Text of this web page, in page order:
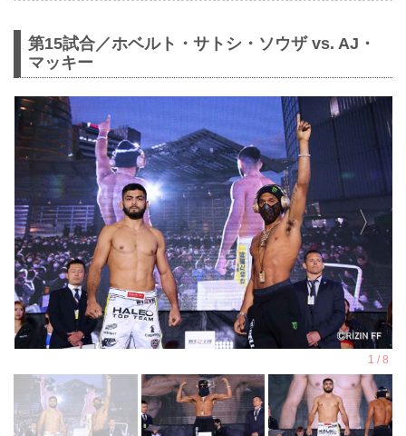
第15試合／ホベルト・サトシ・ソウザ vs. AJ・
マッキー